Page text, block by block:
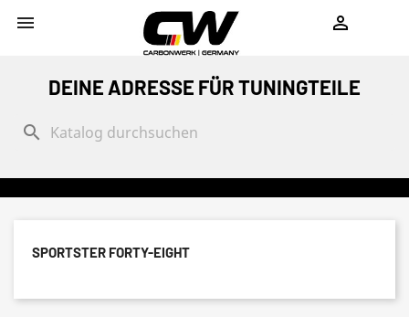
 
DEINE ADRESSE FÜR TUNINGTEILE
search
SPORTSTER FORTY-EIGHT